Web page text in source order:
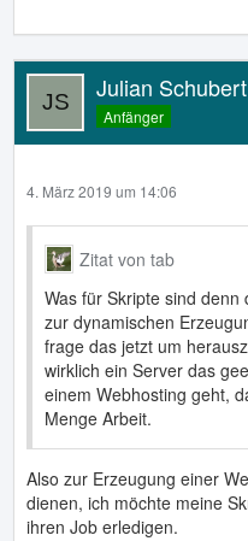
Julian Schubert
Anfänger
4. März 2019 um 14:06
Zitat von tab
Was für Skripte sind
zur dynamischen
frage das jetzt um
wirklich ein Server das
einem Webhosting geht,
Menge Arbeit.
Also zur Erzeugung einer
dienen, ich möchte meine
ihren Job erledigen.